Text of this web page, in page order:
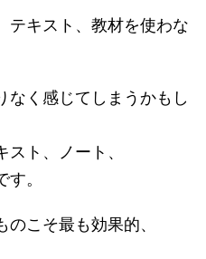
テキスト、教材を使わな
なく感じてしまうかもし
ト、ノート、
。
こそ最も効果的、